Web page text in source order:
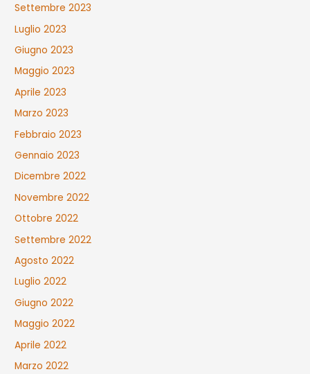
Settembre 2023
Luglio 2023
Giugno 2023
Maggio 2023
Aprile 2023
Marzo 2023
Febbraio 2023
Gennaio 2023
Dicembre 2022
Novembre 2022
Ottobre 2022
Settembre 2022
Agosto 2022
Luglio 2022
Giugno 2022
Maggio 2022
Aprile 2022
Marzo 2022